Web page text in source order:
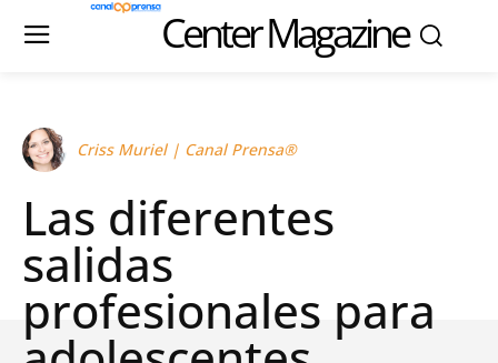
Center Magazine
Criss Muriel | Canal Prensa®
Las diferentes
salidas
profesionales para